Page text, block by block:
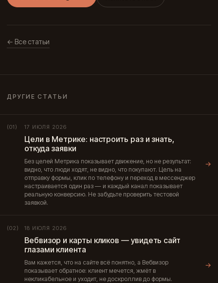
← Все статьи
ДРУГИЕ СТАТЬИ
(01) 17 ИЮЛЯ 2026
Цели в Метрике: настроить раз и знать,
откуда заявки
Без целей Метрика показывает движение, но не результат:
видно, что люди ходят, не видно, что покупают. Цель на
отправку формы, клик по телефону и переход в мессенджер
настраивается один раз — и каждый канал показывает
реальную конверсию. Не забудьте проверить тестовой
заявкой.
→
(02) 18 ИЮЛЯ 2026
Вебвизор и карты кликов — увидеть сайт
глазами клиента
Вам кажется, что на сайте всё понятно, а Вебвизор
показывает обратное: клиент мечется, жмёт в
некликабельное и уходит, не доскроллив до формы.
→